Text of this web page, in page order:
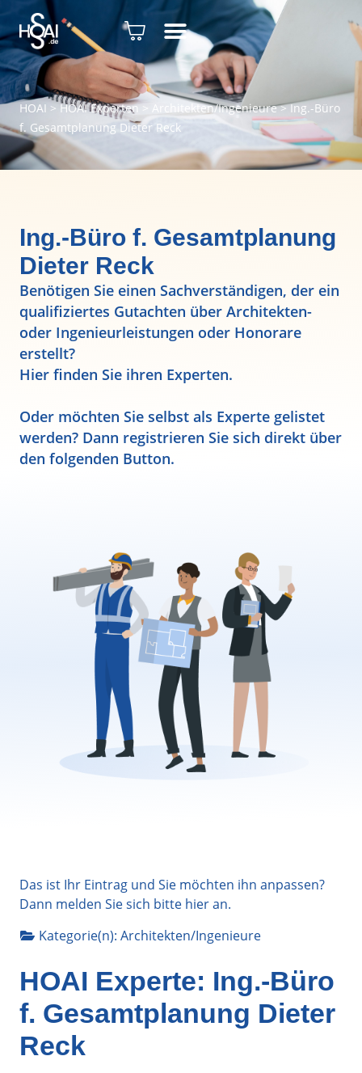
HOAI > HOAI Experten> Architekten/Ingenieure>Ing.-Büro
f. Gesamtplanung Dieter Reck
Ing.-Büro f. Gesamtplanung
Dieter Reck
Benötigen Sie einen Sachverständigen, der ein
qualifiziertes Gutachten über Architekten-
oder Ingenieurleistungen oder Honorare
erstellt?
Hier finden Sie ihren Experten.
Oder möchten Sie selbst als Experte gelistet
werden? Dann registrieren Sie sich direkt über
den folgenden Button.
Das ist Ihr Eintrag und Sie möchten ihn anpassen?
Dann melden Sie sich bitte hieran.
Kategorie(n): Architekten/Ingenieure
HOAI Experte: Ing.-Büro
f. Gesamtplanung Dieter
Reck